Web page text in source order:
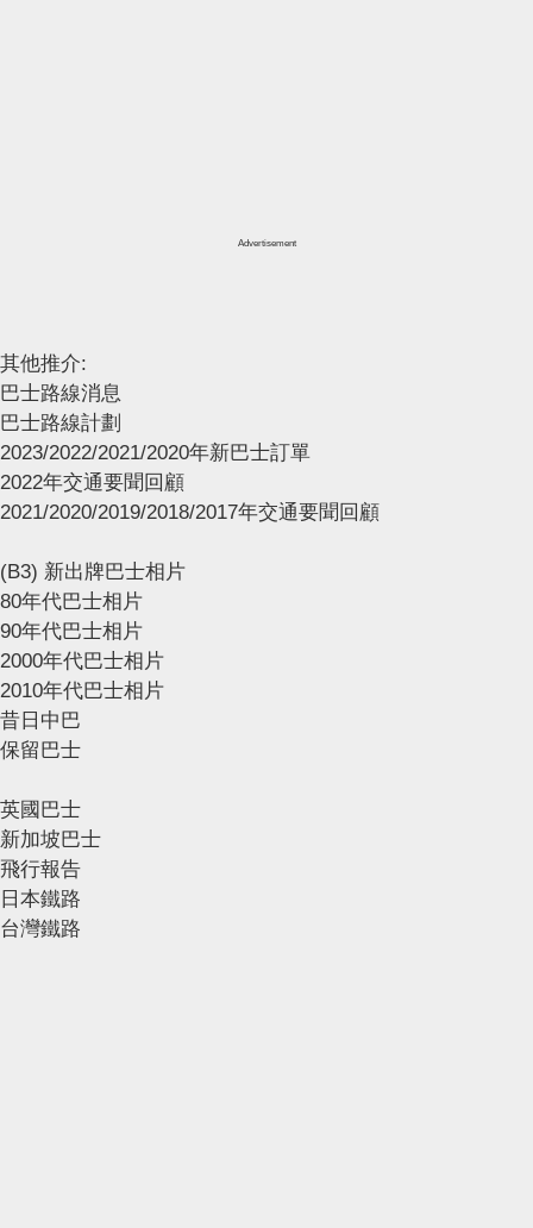
Advertisement
其他推介:
巴士路線消息
巴士路線計劃
2023/2022/2021/2020年新巴士訂單
2022年交通要聞回顧
2021/2020/2019/2018/2017年交通要聞回顧
(B3) 新出牌巴士相片
80年代巴士相片
90年代巴士相片
2000年代巴士相片
2010年代巴士相片
昔日中巴
保留巴士
英國巴士
新加坡巴士
飛行報告
日本鐵路
台灣鐵路